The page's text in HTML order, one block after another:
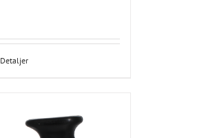
Detaljer